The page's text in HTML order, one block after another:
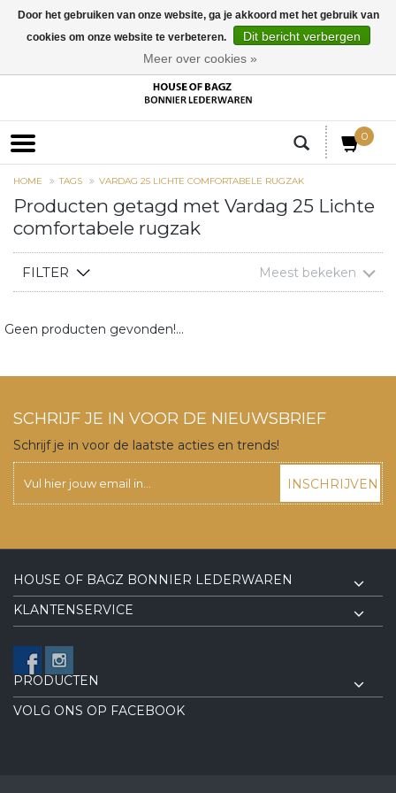
0
HOME TAGS VARDAG 25 LICHTE COMFORTABELE RUGZAK
Producten getagd met Vardag 25 Lichte
comfortabele rugzak
FILTER Meest bekeken
Geen producten gevonden!...
SCHRIJF JE IN VOOR DE NIEUWSBRIEF
Schrijf je in voor de laatste acties en trends!
INSCHRIJVEN
HOUSE OF BAGZ BONNIER LEDERWAREN
KLANTENSERVICE
PRODUCTEN
VOLG ONS OP FACEBOOK
Door het gebruiken van onze website, ga je akkoord met het gebruik van
cookies om onze website te verbeteren.
Dit bericht verbergen
Meer over cookies »